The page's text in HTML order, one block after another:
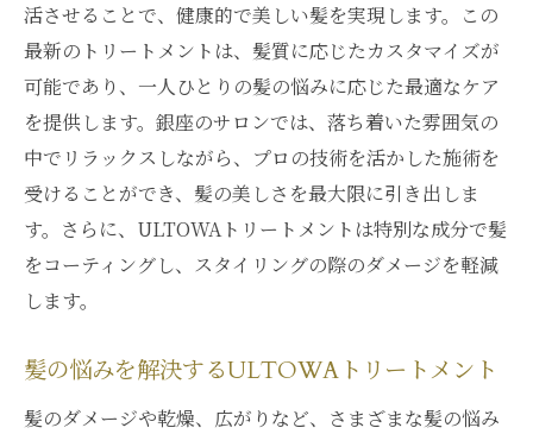
髪の未来を変えるULTOWAの実力
銀座でのULTOWAトリートメント髪本来の美し
さを取り戻す
髪本来の美しさを再発見
銀座で体験する髪質改善
自然な美しさを引き出すULTOWA
髪に自然なツヤを与える方法
ULTOWAトリートメントで銀座のサロンが提供
する究極のケア
活させることで、健康的で美しい髪を実現します。この
最新のトリートメントは、髪質に応じたカスタマイズが
可能であり、一人ひとりの髪の悩みに応じた最適なケア
を提供します。銀座のサロンでは、落ち着いた雰囲気の
中でリラックスしながら、プロの技術を活かした施術を
受けることができ、髪の美しさを最大限に引き出しま
す。さらに、ULTOWAトリートメントは特別な成分で髪
をコーティングし、スタイリングの際のダメージを軽減
します。
髪の悩みを解決するULTOWAトリートメント
髪のダメージや乾燥、広がりなど、さまざまな髪の悩み